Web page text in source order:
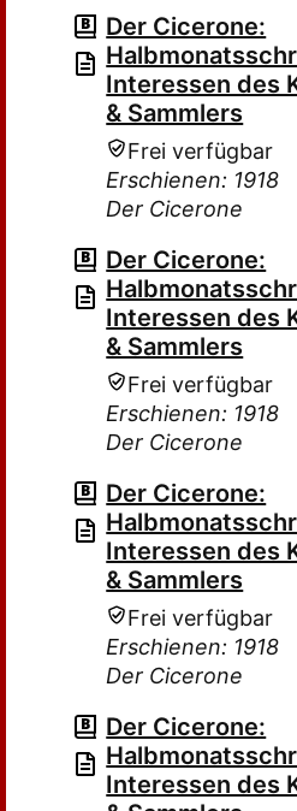
Der Cicerone:
Interessen des
& Sammlers
Frei verfügbar
Erschienen: 1918
Der Cicerone
Der Cicerone:
Interessen des
& Sammlers
Frei verfügbar
Erschienen: 1918
Der Cicerone
Der Cicerone:
Interessen des
& Sammlers
Frei verfügbar
Erschienen: 1918
Der Cicerone
Der Cicerone:
Interessen des